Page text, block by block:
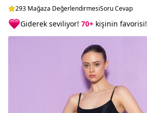
293 Mağaza DeğerlendirmesiSoru Cevap
Giderek seviliyor! 70+ kişinin favorisi!